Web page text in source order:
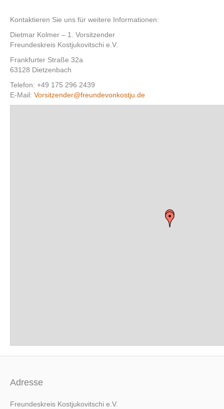
Kontaktieren Sie uns für weitere Informationen:
Dietmar Kolmer – 1. Vorsitzender
Freundeskreis Kostjukovitschi e.V.
Frankfurter Straße 32a
63128 Dietzenbach
Telefon: +49 175 296 2439
E-Mail: Vorsitzender@freundevonkostju.de
Adresse
Freundeskreis Kostjukovitschi e.V.